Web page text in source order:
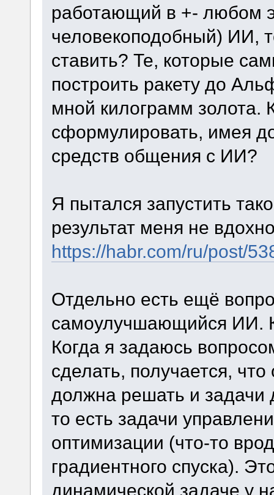
работающий в +- любом
человекоподобный) ИИ,
ставить? Те, которые
построить ракету до
мной килограмм золота.
сформулировать, имея
средств общения с ИИ?
Я пытался запустить
результат меня не
https://habr.com/ru/post/
Отдельно есть ещё
самоулучшающийся ИИ.
Когда я задаюсь
сделать, получается,
должна решать и задачи
то есть задачи
оптимизации (что-то
градиентного спуска).
динамической задаче у